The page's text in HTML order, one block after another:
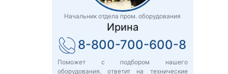
Начальник отдела пром. оборудования
Ирина
8-800-700-600-8
Поможет с подбором нашего
оборудования, ответит на технические